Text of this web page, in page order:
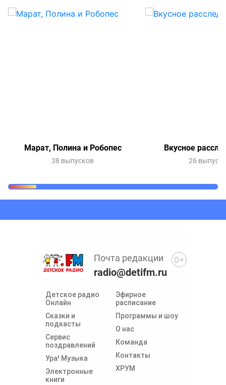
Марат, Полина и Робопес
38 выпусков
Вкусное
26
Детское радио
Онлайн
Сказки и
подкасты
Сервис
поздравлений
Ура! Музыка
Электронные
книги
Эфирное
расписание
Программы и шоу
О нас
Команда
Контакты
ХРУМ
Почта редакции
radio@detifm.ru
0+